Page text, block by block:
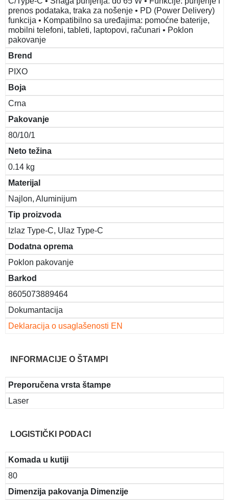
prenos podataka, traka za nošenje • PD (Power Delivery)
funkcija • Kompatibilno sa uređajima: pomoćne baterije,
mobilni telefoni, tableti, laptopovi, računari • Poklon
pakovanje
Brend
PIXO
Boja
Crna
Pakovanje
80/10/1
Neto težina
0.14 kg
Materijal
Najlon, Aluminijum
Tip proizvoda
Izlaz Type-C, Ulaz Type-C
Dodatna oprema
Poklon pakovanje
Barkod
8605073889464
Dokumantacija
Deklaracija o usaglašenosti EN
INFORMACIJE O ŠTAMPI
Preporučena vrsta štampe
Laser
LOGISTIČKI PODACI
Komada u kutiji
80
Dimenzija pakovanja Dimenzije